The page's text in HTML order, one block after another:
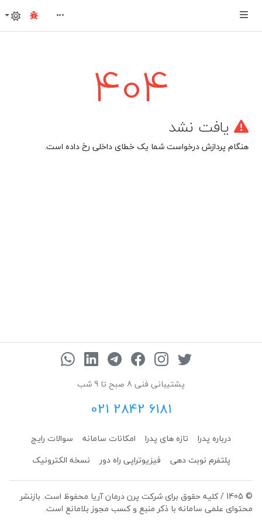
404
یافت نشد
هنگام پردازش درخواست شما یک خطای داخلی رخ داده است.
پشتیبانی فنی 8 صبح تا 9 شب
021 2842 6181
درباره پدرا تازه های پدرا امکانات سامانه
سوالات رایج
پلتفرم نوبت دهی
فیزیوتراپی راه دور نسخه الکترونیک
© 1405 / کلیه حقوق برای شرکت پرن درمان آریا محفوظ است. بازنشر
محتوای علمی سامانه با ذکر منبع و کسب مجوز بلامانع است.